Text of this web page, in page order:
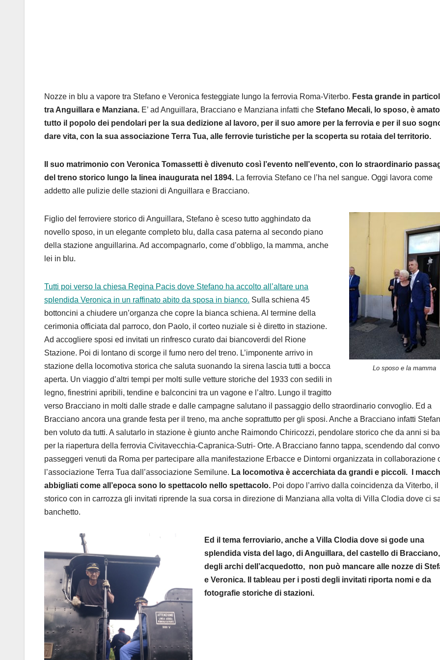
Nozze in blu a vapore tra Stefano e Veronica festeggiate lungo la ferrovia Roma-Viterbo. Festa grande in
tra Anguillara e Manziana. E’ ad Anguillara, Bracciano e Manziana infatti che Stefano Mecali, lo sposo, è
tutto il popolo dei pendolari per la sua dedizione al lavoro, per il suo amore per la ferrovia e per il suo
dare vita, con la sua associazione Terra Tua, alle ferrovie turistiche per la scoperta su rotaia del territorio.
Il suo matrimonio con Veronica Tomassetti è divenuto così l’evento nell’evento, con lo straordinario
del treno storico lungo la linea inaugurata nel 1894. La ferrovia Stefano ce l’ha nel sangue. Oggi lavora come
addetto alle pulizie delle stazioni di Anguillara e Bracciano.
Lo sposo e la mamma
Figlio del ferroviere storico di Anguillara, Stefano è sceso tutto agghindato da
novello sposo, in un elegante completo blu, dalla casa paterna al secondo piano
della stazione anguillarina. Ad accompagnarlo, come d’obbligo, la mamma, anche
lei in blu.
Tutti poi verso la chiesa Regina Pacis dove Stefano ha accolto all’altare una
splendida Veronica in un raffinato abito da sposa in bianco. Sulla schiena 45
bottoncini a chiudere un’organza che copre la bianca schiena. Al termine della
cerimonia officiata dal parroco, don Paolo, il corteo nuziale si è diretto in stazione.
Ad accogliere sposi ed invitati un rinfresco curato dai biancoverdi del Rione
Stazione. Poi di lontano di scorge il fumo nero del treno. L’imponente arrivo in
stazione della locomotiva storica che saluta suonando la sirena lascia tutti a bocca
aperta. Un viaggio d’altri tempi per molti sulle vetture storiche del 1933 con sedili in
legno, finestrini apribili, tendine e balconcini tra un vagone e l’altro. Lungo il tragitto
verso Bracciano in molti dalle strade e dalle campagne salutano il passaggio dello straordinario convoglio. Ed a
Bracciano ancora una grande festa per il treno, ma anche soprattutto per gli sposi. Anche a Bracciano infatti
ben voluto da tutti. A salutarlo in stazione è giunto anche Raimondo Chiricozzi, pendolare storico che da anni si
per la riapertura della ferrovia Civitavecchia-Capranica-Sutri- Orte. A Bracciano fanno tappa, scendendo dal
passeggeri venuti da Roma per partecipare alla manifestazione Erbacce e Dintorni organizzata in collaborazione
l’associazione Terra Tua dall’associazione Semilune. La locomotiva è accerchiata da grandi e piccoli. I
abbigliati come all’epoca sono lo spettacolo nello spettacolo. Poi dopo l’arrivo dalla coincidenza da Viterbo,
storico con in carrozza gli invitati riprende la sua corsa in direzione di Manziana alla volta di Villa Clodia dove ci
banchetto.
Ed il tema ferroviario, anche a Villa Clodia dove si gode una
splendida vista del lago, di Anguillara, del castello di Bracciano,
degli archi dell’acquedotto, non può mancare alle nozze di
e Veronica. Il tableau per i posti degli invitati riporta nomi e da
fotografie storiche di stazioni.